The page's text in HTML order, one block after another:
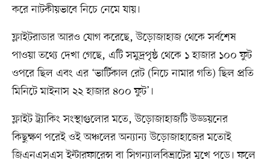
করে নাটকীয়ভাবে নিচে নেমে যায়।
ফ্লাইটরাডার আরও যোগ করেছে, উড়োজাহাজ থেকে সর্বশেষ
পাওয়া তথ্যে দেখা গেছে, এটি সমুদ্রপৃষ্ঠ থেকে ১ হাজার ১০০ ফুট
ওপরে ছিল এবং এর ‘ভার্টিকাল রেট (নিচে নামার গতি) ছিল প্রতি
মিনিটে মাইনাস ২২ হাজার ৪০০ ফুট’।
ফ্লাইট ট্র্যাকিং সংস্থাগুলোর মতে, উড়োজাহাজটি উড্ডয়নের
কিছুক্ষণ পরেই ওই অঞ্চলের অন্যান্য উড়োজাহাজের মতোই
জিএনএসএস ইন্টারফারেন্স বা সিগন্যালবিভ্রাটের মুখে পড়ে। ফলে